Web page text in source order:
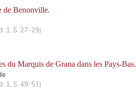
de Benonville.
1, S. 27-29)
du Marquis de Grana dans les Pays-Bas.
1, S. 49-51)